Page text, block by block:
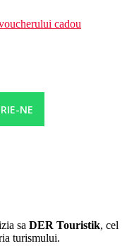
zilei cu specific
hotels-in-
cadou
NE
sa DER Touristik, cel
turismului.